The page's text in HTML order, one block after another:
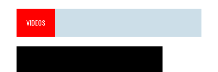
VIDEOS